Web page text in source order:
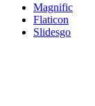
Magnific
Flaticon
Slidesgo